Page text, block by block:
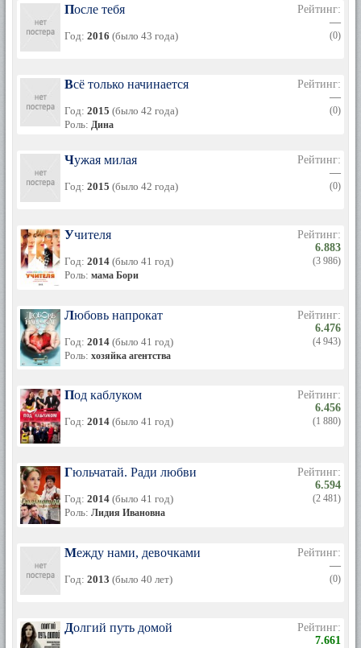
После тебя
Год: 2016 (было 43 года)
Рейтинг:
—
(0)
Всё только начинается
Год: 2015 (было 42 года)
Роль: Дина
Рейтинг:
—
(0)
Чужая милая
Год: 2015 (было 42 года)
Рейтинг:
—
(0)
Учителя
Год: 2014 (было 41 год)
Роль: мама Бори
Рейтинг:
6.883
(3 986)
Любовь напрокат
Год: 2014 (было 41 год)
Роль: хозяйка агентства
Рейтинг:
6.476
(4 943)
Под каблуком
Год: 2014 (было 41 год)
Рейтинг:
6.456
(1 880)
Гюльчатай. Ради любви
Год: 2014 (было 41 год)
Роль: Лидия Ивановна
Рейтинг:
6.594
(2 481)
Между нами, девочками
Год: 2013 (было 40 лет)
Рейтинг:
—
(0)
Долгий путь домой
Рейтинг:
7.661